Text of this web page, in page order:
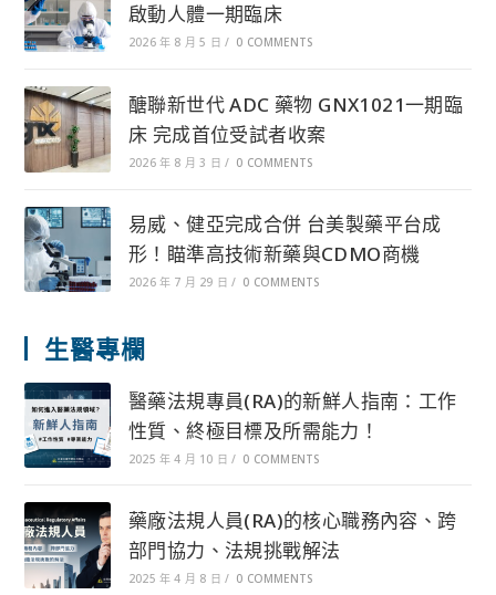
啟動人體一期臨床
2026 年 8 月 5 日 / 0 COMMENTS
醣聯新世代 ADC 藥物 GNX1021一期臨
床 完成首位受試者收案
2026 年 8 月 3 日 / 0 COMMENTS
易威、健亞完成合併 台美製藥平台成
形！瞄準高技術新藥與CDMO商機
2026 年 7 月 29 日 / 0 COMMENTS
生醫專欄
醫藥法規專員(RA)的新鮮人指南：工作
性質、終極目標及所需能力！
2025 年 4 月 10 日 / 0 COMMENTS
藥廠法規人員(RA)的核心職務內容、跨
部門協力、法規挑戰解法
2025 年 4 月 8 日 / 0 COMMENTS